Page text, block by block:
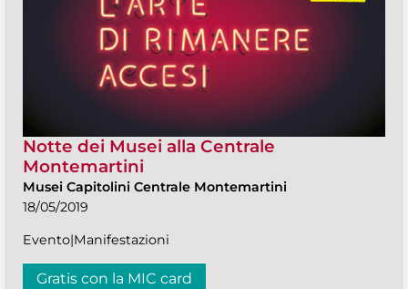
Notte dei Musei alla Centrale
Montemartini
Musei Capitolini Centrale Montemartini
18/05/2019
Evento|Manifestazioni
Gratis con la MIC card